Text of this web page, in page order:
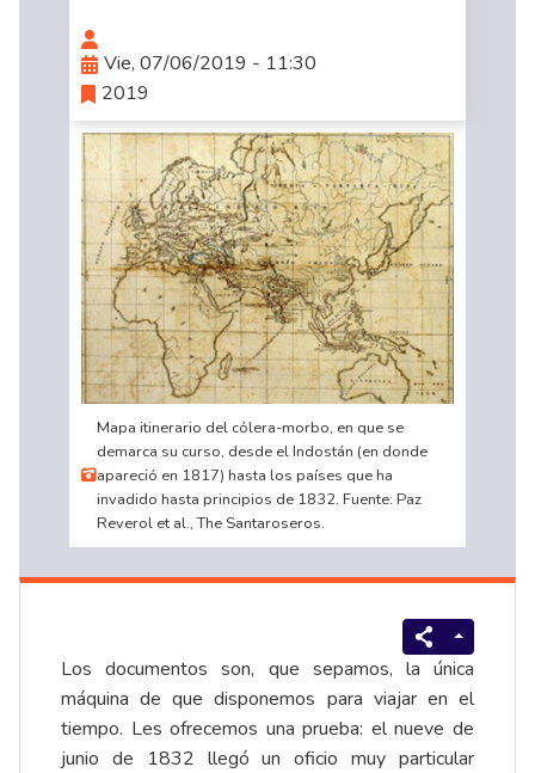
Vie, 07/06/2019 - 11:30
2019
Mapa itinerario del cólera-morbo, en que se
demarca su curso, desde el Indostán (en donde
apareció en 1817) hasta los países que ha
invadido hasta principios de 1832. Fuente: Paz
Reverol et al., The Santaroseros.
Los documentos son, que sepamos, la única
máquina de que disponemos para viajar en el
tiempo. Les ofrecemos una prueba: el nueve de
junio de 1832 llegó un oficio muy particular